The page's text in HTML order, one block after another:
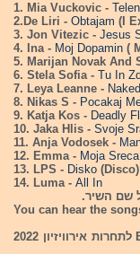
1. Mia Vuckovic -
2.De Liri - Obtajam (I
3. Jon Vitezic - Jesus
4. Ina - Moj Dopamin (
5. Marijan Novak And
6. Stela Sofia - Tu In
7. Leya Leanne - Naked
8. Nikas S - Pocakaj
9. Katja Kos - Deadly
10. Jaka Hlis - Svoje
11. Anja Vodosek -
12. Emma - Moja Sreca
13. LPS - Disko (Disco)
14. Luma - All In
שם השיר.
You can hear the
מ-14 השירים 4 שירים יעלו לקדם הסלובני EMA לתחרות אירוויזיון 2022